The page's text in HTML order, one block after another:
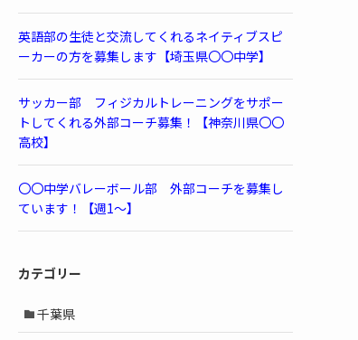
英語部の生徒と交流してくれるネイティブスピ
ーカーの方を募集します【埼玉県〇〇中学】
サッカー部 フィジカルトレーニングをサポー
トしてくれる外部コーチ募集！【神奈川県〇〇
高校】
〇〇中学バレーボール部 外部コーチを募集し
ています！【週1～】
カテゴリー
千葉県